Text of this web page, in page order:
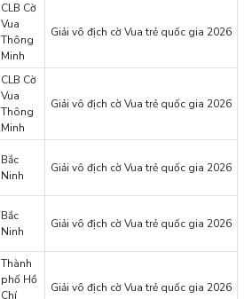
CLB Cờ
Vua
Thông
Minh
Giải vô địch cờ Vua trẻ quốc gia 2026
CLB Cờ
Vua
Thông
Minh
Giải vô địch cờ Vua trẻ quốc gia 2026
Bắc
Ninh
Giải vô địch cờ Vua trẻ quốc gia 2026
Bắc
Ninh
Giải vô địch cờ Vua trẻ quốc gia 2026
Thành
phố Hồ
Chí
Giải vô địch cờ Vua trẻ quốc gia 2026